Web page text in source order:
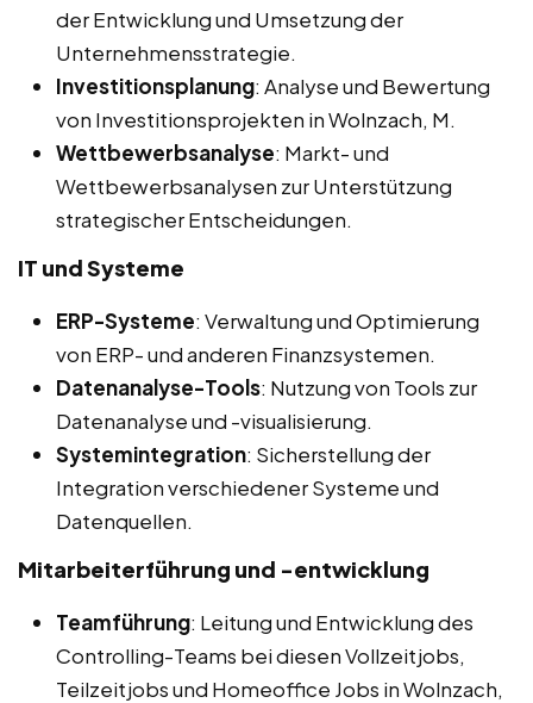
der Entwicklung und Umsetzung der
Unternehmensstrategie.
Investitionsplanung: Analyse und Bewertung
von Investitionsprojekten in Wolnzach, M.
Wettbewerbsanalyse: Markt- und
Wettbewerbsanalysen zur Unterstützung
strategischer Entscheidungen.
IT und Systeme
ERP-Systeme: Verwaltung und Optimierung
von ERP- und anderen Finanzsystemen.
Datenanalyse-Tools: Nutzung von Tools zur
Datenanalyse und -visualisierung.
Systemintegration: Sicherstellung der
Integration verschiedener Systeme und
Datenquellen.
Mitarbeiterführung und -entwicklung
Teamführung: Leitung und Entwicklung des
Controlling-Teams bei diesen Vollzeitjobs,
Teilzeitjobs und Homeoffice Jobs in Wolnzach,